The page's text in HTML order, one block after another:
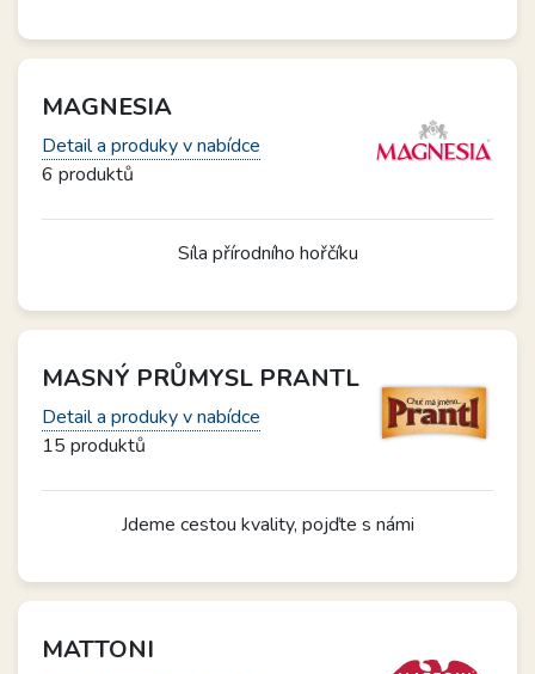
MAGNESIA
Detail a produky v nabídce
6 produktů
Síla přírodního hořčíku
MASNÝ PRŮMYSL PRANTL
Detail a produky v nabídce
15 produktů
Jdeme cestou kvality, pojďte s námi
MATTONI